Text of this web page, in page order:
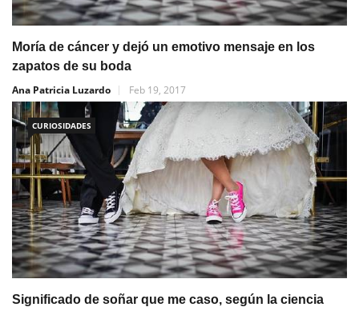
Moría de cáncer y dejó un emotivo mensaje en los
zapatos de su boda
Ana Patricia Luzardo
Feb 19, 2017
CURIOSIDADES
Significado de soñar que me caso, según la ciencia